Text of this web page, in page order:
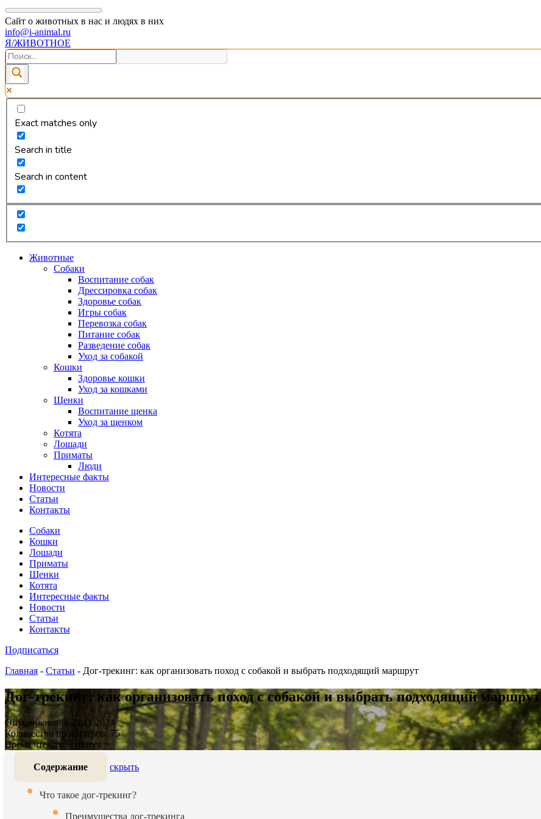
Сайт о животных в нас и людях в них
info@i-animal.ru
Я/ЖИВОТНОЕ
Exact matches only
Search in title
Search in content
Животные
Собаки
Воспитание собак
Дрессировка собак
Здоровье собак
Игры собак
Перевозка собак
Питание собак
Разведение собак
Уход за собакой
Кошки
Здоровье кошки
Уход за кошками
Щенки
Воспитание щенка
Уход за щенком
Котята
Лошади
Приматы
Люди
Интересные факты
Новости
Статьи
Контакты
Собаки
Кошки
Лошади
Приматы
Щенки
Котята
Интересные факты
Новости
Статьи
Контакты
Подписаться
Главная - Статьи - Дог-трекинг: как организовать поход с собакой и выбрать подходящий маршрут
Дог-трекинг: как организовать поход с собакой и выбрать подходящий маршрут
Опубликовано: 21.11.2024
Количество просмотров: 75
Время чтения: 6 минут
Содержание скрыть
Что такое дог-трекинг?
Преимущества дог-трекинга